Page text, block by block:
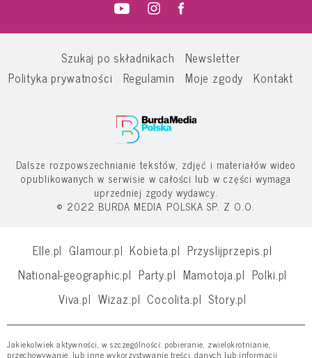
Szukaj po składnikach
Newsletter
Polityka prywatności
Regulamin Moje zgody Kontakt
Dalsze rozpowszechnianie tekstów, zdjęć i materiałów wideo
opublikowanych w serwisie w całości lub w części wymaga
uprzedniej zgody wydawcy.
© 2022 BURDA MEDIA POLSKA SP. Z O.O.
Elle.pl Glamour.pl Kobieta.pl Przyslijprzepis.pl
National-geographic.pl Party.pl Mamotoja.pl Polki.pl
Viva.pl Wizaz.pl Cocolita.pl Story.pl
Jakiekolwiek aktywności, w szczególności: pobieranie, zwielokrotnianie,
przechowywanie, lub inne wykorzystywanie treści, danych lub informacji